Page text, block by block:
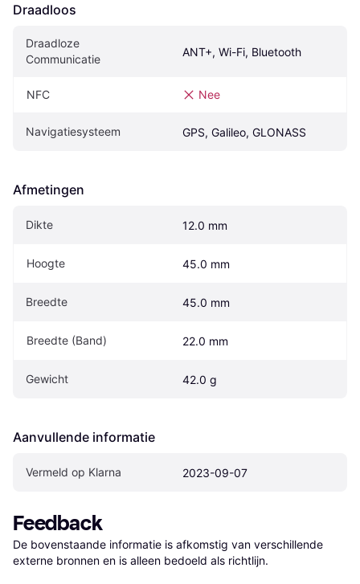
Draadloos
Draadloze
Communicatie
ANT+, Wi-Fi, Bluetooth
NFC Nee
Navigatiesysteem GPS, Galileo, GLONASS
Afmetingen
Dikte 12.0 mm
Hoogte 45.0 mm
Breedte 45.0 mm
Breedte (Band) 22.0 mm
Gewicht 42.0 g
Aanvullende informatie
Vermeld op Klarna 2023-09-07
Feedback
De bovenstaande informatie is afkomstig van verschillende
externe bronnen en is alleen bedoeld als richtlijn.